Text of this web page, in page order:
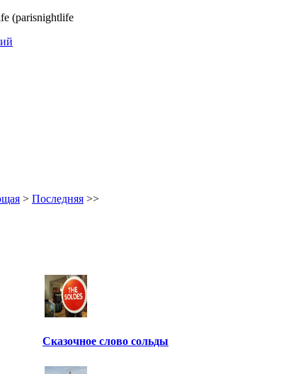
(parisnightlife
> Последняя >>
Сказочное слово сольды